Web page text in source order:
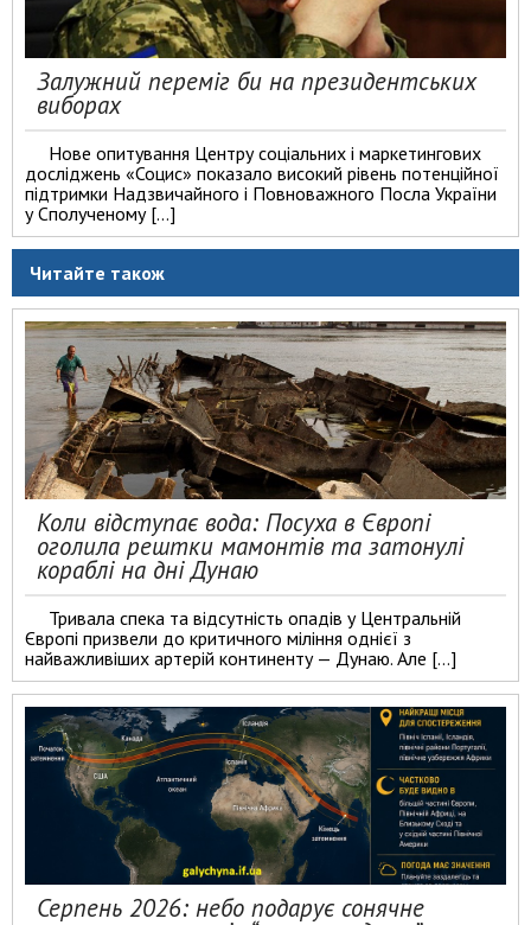
Залужний переміг би на президентських
виборах
Нове опитування Центру соціальних і маркетингових
досліджень «Социс» показало високий рівень потенційної
підтримки Надзвичайного і Повноважного Посла України
у Сполученому […]
Читайте також
Коли відступає вода: Посуха в Європі
оголила рештки мамонтів та затонулі
кораблі на дні Дунаю
Тривала спека та відсутність опадів у Центральній
Європі призвели до критичного міління однієї з
найважливіших артерій континенту — Дунаю. Але […]
Серпень 2026: небо подарує сонячне